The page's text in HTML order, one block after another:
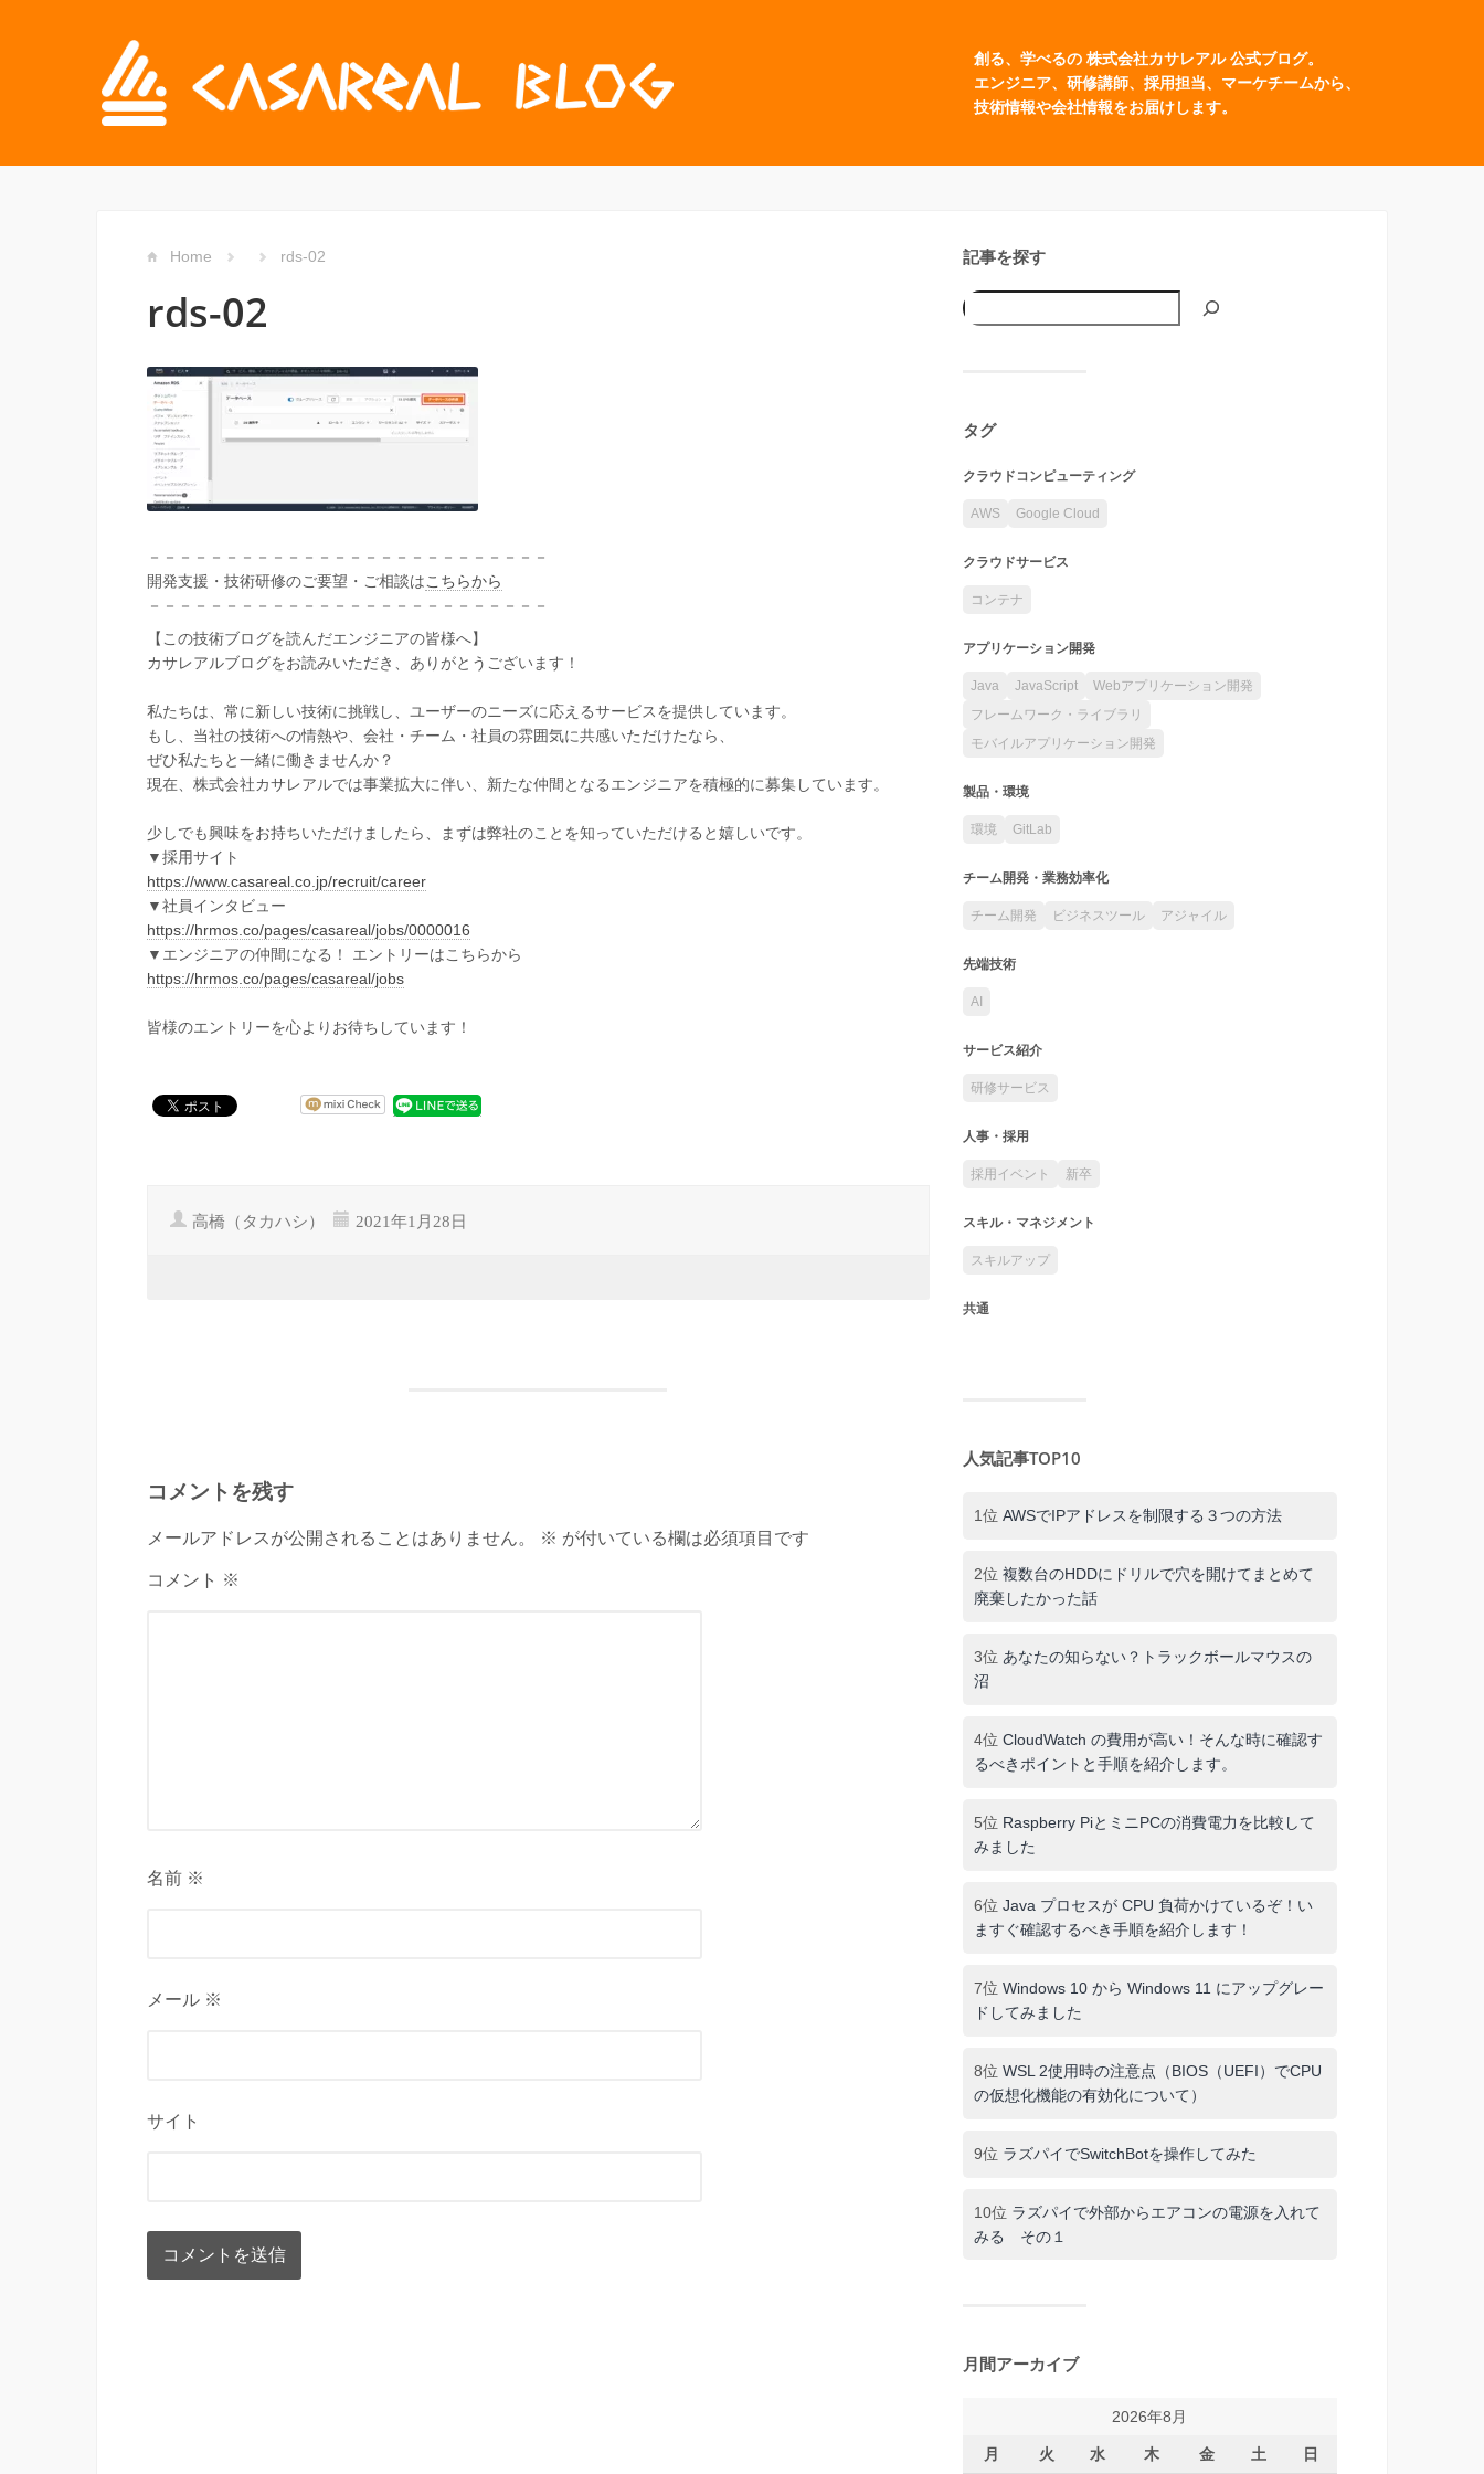
創る、学べるの 株式会社カサレアル 公式ブログ。
エンジニア、研修講師、採用担当、マーケチームから、
技術情報や会社情報をお届けします。
Home rds-02
rds-02
－－－－－－－－－－－－－－－－－－－－－－－－－－
開発支援・技術研修のご要望・ご相談はこちらから
－－－－－－－－－－－－－－－－－－－－－－－－－－
【この技術ブログを読んだエンジニアの皆様へ】
カサレアルブログをお読みいただき、ありがとうございます！
私たちは、常に新しい技術に挑戦し、ユーザーのニーズに応えるサービスを提供しています。
もし、当社の技術への情熱や、会社・チーム・社員の雰囲気に共感いただけたなら、
ぜひ私たちと一緒に働きませんか？
現在、株式会社カサレアルでは事業拡大に伴い、新たな仲間となるエンジニアを積極的に募集しています。
少しでも興味をお持ちいただけましたら、まずは弊社のことを知っていただけると嬉しいです。
▼採用サイト
https://www.casareal.co.jp/recruit/career
▼社員インタビュー
https://hrmos.co/pages/casareal/jobs/0000016
▼エンジニアの仲間になる！ エントリーはこちらから
https://hrmos.co/pages/casareal/jobs
皆様のエントリーを心よりお待ちしています！
高橋（タカハシ） 2021年1月28日
コメントを残す
メールアドレスが公開されることはありません。 ※ が付いている欄は必須項目です
コメント ※
名前 ※
メール ※
サイト
記事を探す
タグ
クラウドコンピューティング
AWS Google Cloud
クラウドサービス
コンテナ
アプリケーション開発
Java JavaScript
Webアプリケーション開発
フレームワーク・ライブラリ
モバイルアプリケーション開発
製品・環境
環境 GitLab
チーム開発・業務効率化
チーム開発 ビジネスツール アジャイル
先端技術
AI
サービス紹介
研修サービス
人事・採用
採用イベント 新卒
スキル・マネジメント
スキルアップ
共通
人気記事TOP10
1位 AWSでIPアドレスを制限する３つの方法
2位 複数台のHDDにドリルで穴を開けてまとめて
廃棄したかった話
3位 あなたの知らない？トラックボールマウスの
沼
4位 CloudWatch の費用が高い！そんな時に確認す
るべきポイントと手順を紹介します。
5位 Raspberry PiとミニPCの消費電力を比較して
みました
6位 Java プロセスが CPU 負荷かけているぞ！い
ますぐ確認するべき手順を紹介します！
7位 Windows 10 から Windows 11 にアップグレー
ドしてみました
8位 WSL 2使用時の注意点（BIOS（UEFI）でCPU
の仮想化機能の有効化について）
9位 ラズパイでSwitchBotを操作してみた
10位 ラズパイで外部からエアコンの電源を入れて
みる その１
月間アーカイブ
2026年8月
月 火 水 木 金 土 日